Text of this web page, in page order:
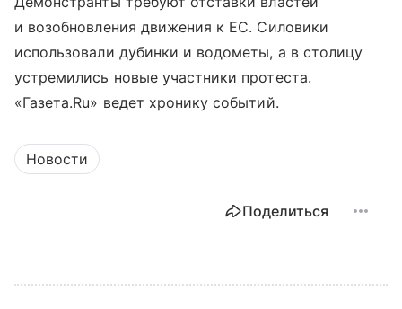
и возобновления движения к ЕС. Силовики
использовали дубинки и водометы, а в столицу
устремились новые участники протеста.
«Газета.Ru» ведет хронику событий.
Новости
Поделиться